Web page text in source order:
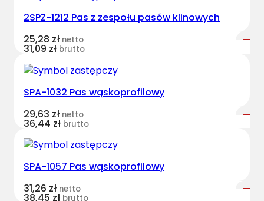
2SPZ-1212 Pas z zespołu pasów klinowych
25,28 zł netto
31,09 zł brutto
SPA-1032 Pas wąskoprofilowy
29,63 zł netto
36,44 zł brutto
SPA-1057 Pas wąskoprofilowy
31,26 zł netto
38,45 zł brutto